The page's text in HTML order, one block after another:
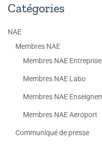
Catégories
NAE
Membres NAE
Membres NAE
Membres NAE Labo
Membres NAE
Membres NAE Aeroport
Communiqué de presse